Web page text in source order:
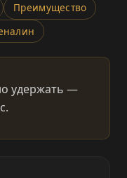
Преимущество
удержать —